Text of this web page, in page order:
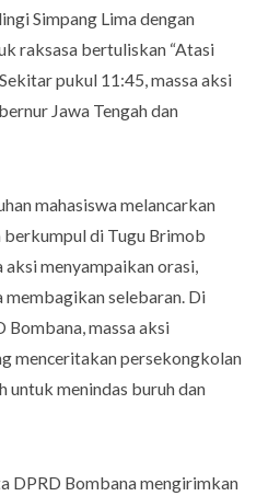
Simpang Lima dengan
raksasa bertuliskan “Atasi
pukul 11:45, massa aksi
Jawa Tengah dan
mahasiswa melancarkan
berkumpul di Tugu Brimob
aksi menyampaikan orasi,
membagikan selebaran. Di
Bombana, massa aksi
menceritakan persekongkolan
untuk menindas buruh dan
DPRD Bombana mengirimkan